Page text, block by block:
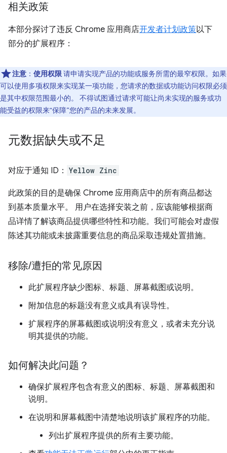
相关政策
本部分探讨了违反 Chrome 应用商店开发者计划政策以下
部分的扩展程序：
注意 ： 使用权限请申请实现产品的功能或服务所需的最窄权限。如果
可以使用多项权限来实现某一项功能，您请求的数据或功能访问权限必须
是其中权限范围最小的。 不得试图通过请求可能让尚未实现的服务或功
能受益的权限来“保障”您的产品的未来发展。
元数据缺失或不足
对应于通知 ID： Yellow Zinc
此政策的目的是确保 Chrome 应用商店中的所有商品都达
到基本质量水平。 用户在选择安装之前，应该能够根据商
品详情了解该商品提供哪些特性和功能。我们可能会对虚假
陈述其功能或未披露重要信息的商品采取违规处置措施。
移除/遭拒的常见原因
此扩展程序缺少图标、标题、屏幕截图或说明。
附加信息的标题没有意义或具有误导性。
扩展程序的屏幕截图或说明没有意义，或者未充分说
明其提供的功能。
如何解决此问题？
确保扩展程序包含有意义的图标、标题、屏幕截图和
说明。
在说明和屏幕截图中清楚地说明该扩展程序的功能。
列出扩展程序提供的所有主要功能。